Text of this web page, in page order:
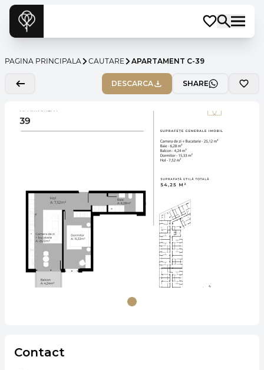
PAGINA PRINCIPALA CAUTARE APARTAMENT C-39
DESCARCA SHARE
Contact